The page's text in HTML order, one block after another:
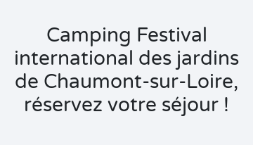
Camping Festival
international des jardins
de Chaumont-sur-Loire,
réservez votre séjour !